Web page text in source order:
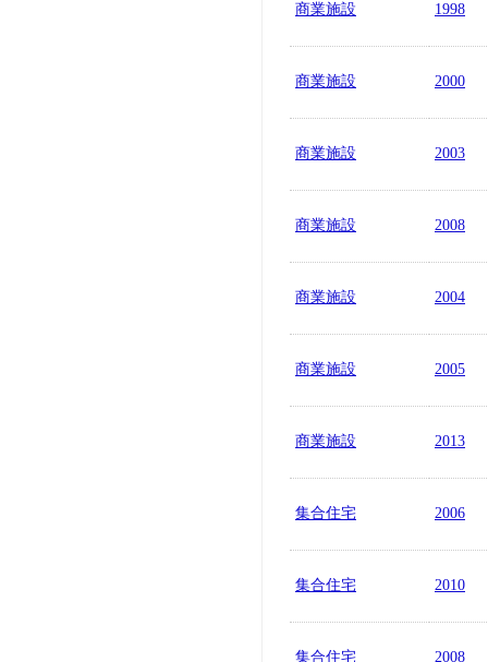
商業施設 1998
商業施設 2000
商業施設 2003
商業施設 2008
商業施設 2004
商業施設 2005
商業施設 2013
集合住宅 2006
集合住宅 2010
集合住宅 2008